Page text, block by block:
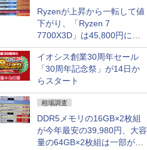
Ryzenが上昇から一転して値
下がり、「Ryzen 7
7700X3D」は45,800円に急
落し「Ryzen 7 7800X3D」
との価格逆転解消 [8月前半の
CPU価格]
イオシス創業30周年セール
「30周年記念祭」が14日か
らスタート
相場調査
DDR5メモリの16GB×2枚組
が今年最安の39,980円、大容
量の64GB×2枚組は一部が続